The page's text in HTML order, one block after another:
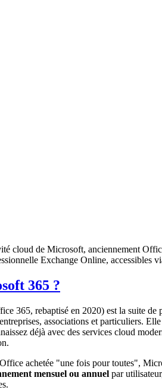
cloud de Microsoft, anciennement
Exchange Online, accessibles
365 ?
365, rebaptisé en 2020) est la suite de
associations et particuliers.
déjà avec des services cloud
achetée "une fois pour toutes",
mensuel ou annuel par